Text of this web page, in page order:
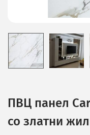
ПВЦ панел
со златни